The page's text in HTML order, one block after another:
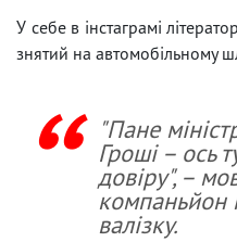
У себе в інстаграмі
знятий на автомобільному
"Пане
Гроші – ось
довіру", –
компаньйон
валізку.